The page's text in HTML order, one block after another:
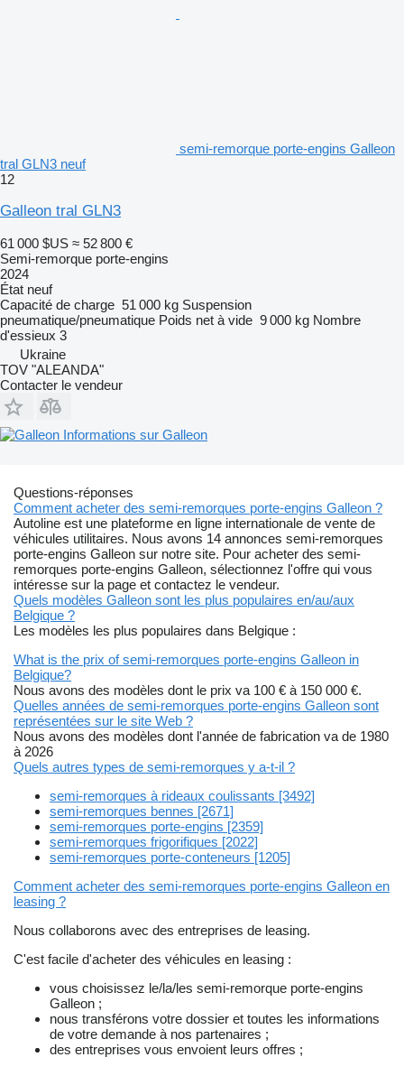
semi-remorque porte-engins Galleon
tral GLN3 neuf
12
Galleon tral GLN3
61 000 $US ≈ 52 800 €
Semi-remorque porte-engins
2024
État neuf
Capacité de charge 51 000 kg Suspension
pneumatique/pneumatique Poids net à vide 9 000 kg Nombre
d'essieux 3
Ukraine
TOV "ALEANDA"
Contacter le vendeur
Informations sur Galleon
Questions-réponses
Comment acheter des semi-remorques porte-engins Galleon ?
Autoline est une plateforme en ligne internationale de vente de
véhicules utilitaires. Nous avons 14 annonces semi-remorques
porte-engins Galleon sur notre site. Pour acheter des semi-
remorques porte-engins Galleon, sélectionnez l'offre qui vous
intéresse sur la page et contactez le vendeur.
Quels modèles Galleon sont les plus populaires en/au/aux
Belgique ?
Les modèles les plus populaires dans Belgique :
What is the prix of semi-remorques porte-engins Galleon in
Belgique?
Nous avons des modèles dont le prix va 100 € à 150 000 €.
Quelles années de semi-remorques porte-engins Galleon sont
représentées sur le site Web ?
Nous avons des modèles dont l'année de fabrication va de 1980
à 2026
Quels autres types de semi-remorques y a-t-il ?
semi-remorques à rideaux coulissants [3492]
semi-remorques bennes [2671]
semi-remorques porte-engins [2359]
semi-remorques frigorifiques [2022]
semi-remorques porte-conteneurs [1205]
Comment acheter des semi-remorques porte-engins Galleon en
leasing ?
Nous collaborons avec des entreprises de leasing.
C'est facile d'acheter des véhicules en leasing :
vous choisissez le/la/les semi-remorque porte-engins
Galleon ;
nous transférons votre dossier et toutes les informations
de votre demande à nos partenaires ;
des entreprises vous envoient leurs offres ;